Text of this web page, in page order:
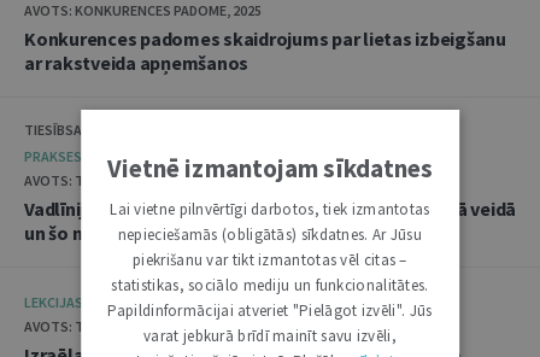
AVOTS: KONKURENCES PADOME, 2025
Konkurences padomes skaidrojums par lietas izbeigšanu
ar rakstveida apņemšanos
TIESĪBSARGA BIROJS, DATU VALSTS INSPEKCIJA
PRAKSES MATERIĀLI
AVOTS: TIESĪBSARGA BIROJS, 2025
Vadlīnijas "Amatpersonu datu apstrāde audiovizuālā veidā
un šo materiālu publicēšana"
LEKCIJAS
AVOTS: TIESLIETU AKADĒMIJA, 2025
Vietnē izmantojam sīkdatnes
Lai vietne pilnvērtīgi darbotos, tiek izmantotas
nepieciešamās (obligātās) sīkdatnes. Ar Jūsu
piekrišanu var tikt izmantotas vēl citas –
statistikas, sociālo mediju un funkcionalitātes.
Papildinformācijai atveriet "Pielāgot izvēli". Jūs
varat jebkurā brīdī mainīt savu izvēli,